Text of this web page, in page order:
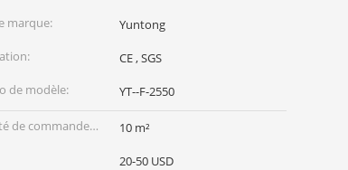
marque:
Yuntong
CE , SGS
de modèle:
YT--F-2550
de commande
10 m²
20-50 USD